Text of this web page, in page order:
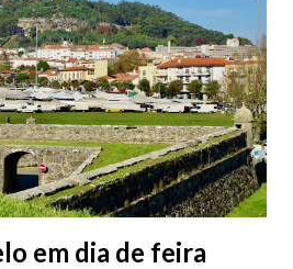
em dia de feira